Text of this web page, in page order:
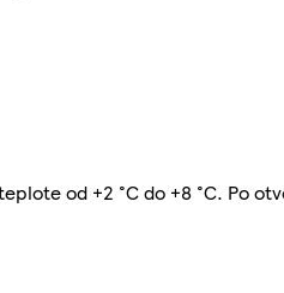
od +2 °C do +8 °C. Po